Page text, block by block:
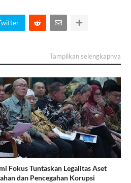
Tampilkan selengkapnya
Fokus Tuntaskan Legalitas Aset
dan Pencegahan Korupsi